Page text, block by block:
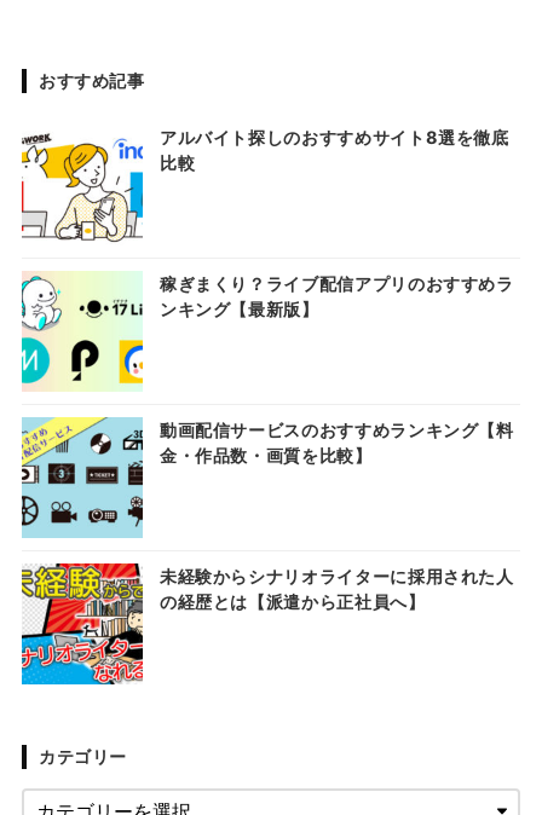
おすすめ記事
アルバイト探しのおすすめサイト8選を徹底
比較
稼ぎまくり？ライブ配信アプリのおすすめラ
ンキング【最新版】
動画配信サービスのおすすめランキング【料
金・作品数・画質を比較】
未経験からシナリオライターに採用された人
の経歴とは【派遣から正社員へ】
カテゴリー